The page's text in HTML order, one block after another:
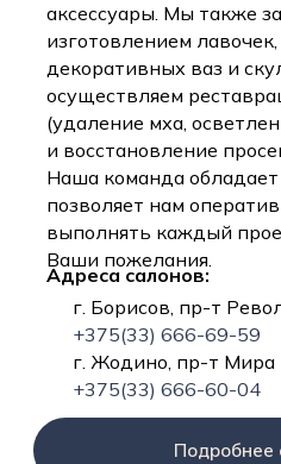
аксессуары. Мы также
изготовлением лавочек,
декоративных ваз и
осуществляем
(удаление мха,
и восстановление
Наша команда
позволяет нам
выполнять каждый
Ваши пожелания.
Адреса салонов:
г. Борисов, пр-т
+375(33) 666-69-59
г. Жодино, пр-т Мира
+375(33) 666-60-04
Подробнее